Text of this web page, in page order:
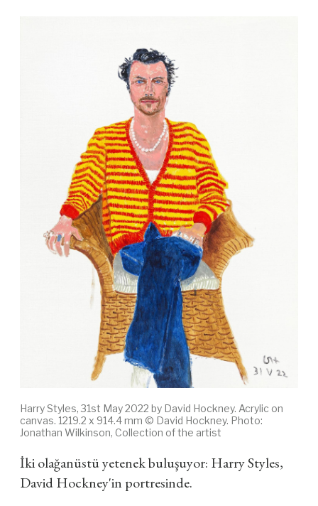
Harry Styles, 31st May 2022 by David Hockney. Acrylic on
canvas. 1219.2 x 914.4 mm © David Hockney. Photo:
Jonathan Wilkinson, Collection of the artist
İki olağanüstü yetenek buluşuyor: Harry Styles,
David Hockney'in portresinde.